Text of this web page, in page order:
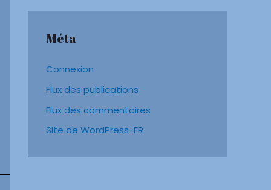
Méta
Connexion
Flux des publications
Flux des commentaires
Site de WordPress-FR